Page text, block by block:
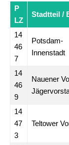
P
LZ
Stadtteil /
14
46
7
Potsdam-
Innenstadt
14
46
9
Nauener
14
47
3
Teltower